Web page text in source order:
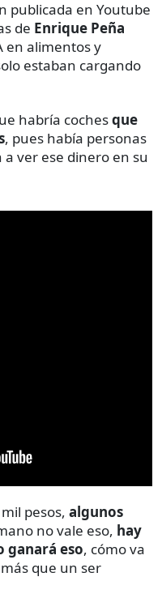
publicada en Youtube
de Enrique Peña
en alimentos y
estaban cargando
habría cochesque
, pues había personas
ver ese dinero en su
pesos, algunos
no vale eso, hay
ganará eso, cómo va
que un ser